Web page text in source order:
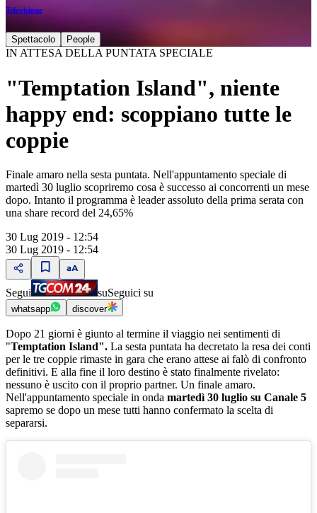
Televisione
Spettacolo People
IN ATTESA DELLA PUNTATA SPECIALE
"Temptation Island", niente
happy end: scoppiano tutte le
coppie
Finale amaro nella sesta puntata. Nell'appuntamento speciale di
martedì 30 luglio scopriremo cosa è successo ai concorrenti un mese
dopo. Intanto il programma è leader assoluto della prima serata con
una share record del 24,65%
30 Lug 2019 - 12:54
30 Lug 2019 - 12:54
Segui suSeguici su
whatsapp discover
Dopo 21 giorni è giunto al termine il viaggio nei sentimenti di
"Temptation Island". La sesta puntata ha decretato la resa dei conti
per le tre coppie rimaste in gara che erano attese ai falò di confronto
definitivi. E alla fine il loro destino è stato finalmente rivelato:
nessuno è uscito con il proprio partner. Un finale amaro.
Nell'appuntamento speciale in onda martedì 30 luglio su Canale 5
sapremo se dopo un mese tutti hanno confermato la scelta di
separarsi.